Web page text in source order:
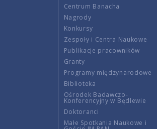
Centrum Banacha
Nagrody
Konkursy
Zespoły i Centra Naukowe
Publikacje pracowników
Granty
Programy międzynarodowe
Biblioteka
Ośrodek Badawczo-
Konferencyjny w Będlewie
Doktoranci
Małe Spotkania Naukowe i